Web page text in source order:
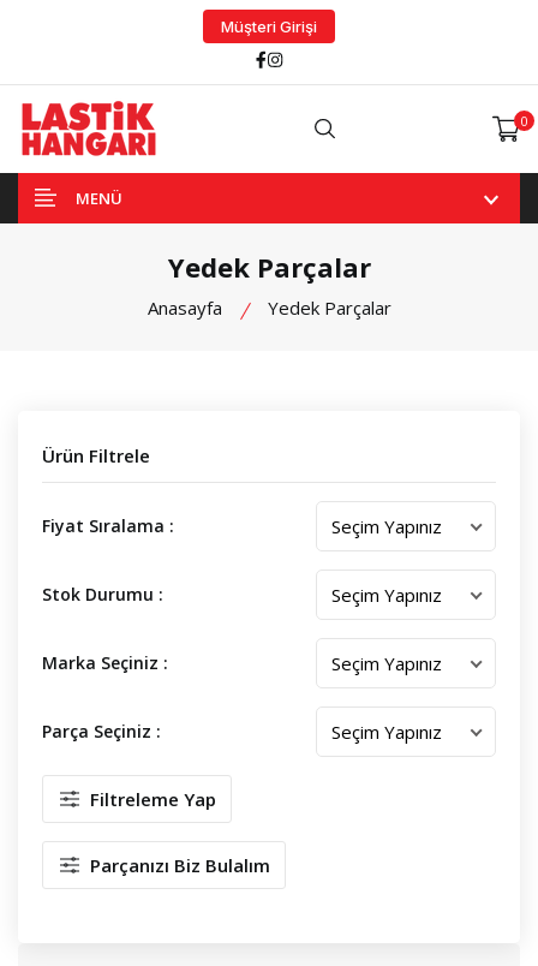
Müşteri Girişi
Facebook
Instagram
0
MENÜ
Yedek Parçalar
Anasayfa Yedek Parçalar
Ürün Filtrele
Fiyat Sıralama :
Stok Durumu :
Marka Seçiniz :
Parça Seçiniz :
Filtreleme Yap
Parçanızı Biz Bulalım